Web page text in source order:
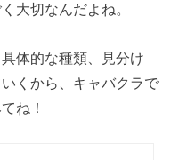
大切なんだよね。
体的な種類、見分け
くから、キャバクラで
ね！